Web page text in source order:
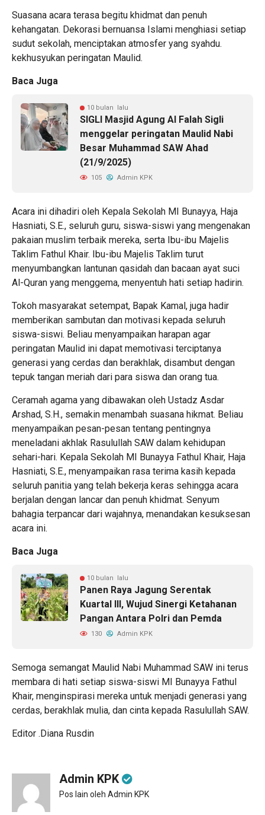
Suasana acara terasa begitu khidmat dan penuh
kehangatan. Dekorasi bernuansa Islami menghiasi setiap
sudut sekolah, menciptakan atmosfer yang syahdu.
kekhusyukan peringatan Maulid.
Baca Juga
10 bulan lalu
SIGLI Masjid Agung Al Falah Sigli
menggelar peringatan Maulid Nabi
Besar Muhammad SAW Ahad
(21/9/2025)
105 Admin KPK
Acara ini dihadiri oleh Kepala Sekolah MI Bunayya, Haja
Hasniati, S.E., seluruh guru, siswa-siswi yang mengenakan
pakaian muslim terbaik mereka, serta Ibu-ibu Majelis
Taklim Fathul Khair. Ibu-ibu Majelis Taklim turut
menyumbangkan lantunan qasidah dan bacaan ayat suci
Al-Quran yang menggema, menyentuh hati setiap hadirin.
Tokoh masyarakat setempat, Bapak Kamal, juga hadir
memberikan sambutan dan motivasi kepada seluruh
siswa-siswi. Beliau menyampaikan harapan agar
peringatan Maulid ini dapat memotivasi terciptanya
generasi yang cerdas dan berakhlak, disambut dengan
tepuk tangan meriah dari para siswa dan orang tua.
Ceramah agama yang dibawakan oleh Ustadz Asdar
Arshad, S.H., semakin menambah suasana hikmat. Beliau
menyampaikan pesan-pesan tentang pentingnya
meneladani akhlak Rasulullah SAW dalam kehidupan
sehari-hari. Kepala Sekolah MI Bunayya Fathul Khair, Haja
Hasniati, S.E., menyampaikan rasa terima kasih kepada
seluruh panitia yang telah bekerja keras sehingga acara
berjalan dengan lancar dan penuh khidmat. Senyum
bahagia terpancar dari wajahnya, menandakan kesuksesan
acara ini.
Baca Juga
10 bulan lalu
Panen Raya Jagung Serentak
Kuartal III, Wujud Sinergi Ketahanan
Pangan Antara Polri dan Pemda
130 Admin KPK
Semoga semangat Maulid Nabi Muhammad SAW ini terus
membara di hati setiap siswa-siswi MI Bunayya Fathul
Khair, menginspirasi mereka untuk menjadi generasi yang
cerdas, berakhlak mulia, dan cinta kepada Rasulullah SAW.
Editor .Diana Rusdin
Admin KPK
Pos lain oleh Admin KPK